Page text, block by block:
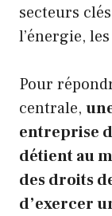
secteurs
l’énergie,
Pour
centrale,
entreprise
détient au
des droits
d’exercer